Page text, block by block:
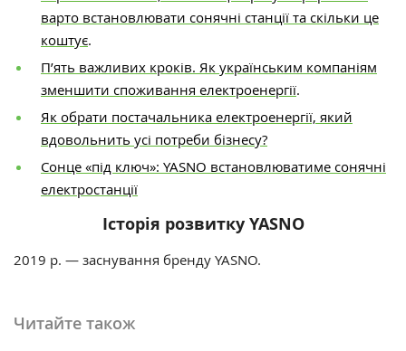
варто встановлювати сонячні станції та скільки це
коштує.
П’ять важливих кроків. Як українським компаніям
зменшити споживання електроенергії.
Як обрати постачальника електроенергії, який
вдовольнить усі потреби бізнесу?
Сонце «під ключ»: YASNO встановлюватиме сонячні
електростанції
Історія розвитку YASNO
2019 р. — заснування бренду YASNO.
Читайте також